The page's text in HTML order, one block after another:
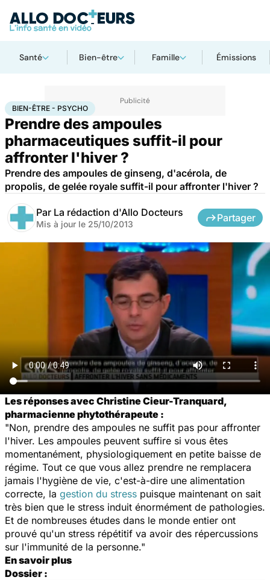
Santé Bien-être Famille Émissions
AccueilSanté Bien-être - Psycho
BIEN-ÊTRE - PSYCHO
Prendre des ampoules
pharmaceutiques suffit-il pour
affronter l'hiver ?
Prendre des ampoules de ginseng, d'acérola, de
propolis, de gelée royale suffit-il pour affronter l'hiver ?
Par La rédaction d'Allo Docteurs
Mis à jour le 25/10/2013
Partager
Les réponses avec Christine Cieur-Tranquard,
pharmacienne phytothérapeute :
"Non, prendre des ampoules ne suffit pas pour affronter
l'hiver. Les ampoules peuvent suffire si vous êtes
momentanément, physiologiquement en petite baisse de
régime. Tout ce que vous allez prendre ne remplacera
jamais l'hygiène de vie, c'est-à-dire une alimentation
correcte, la gestion du stress puisque maintenant on sait
très bien que le stress induit énormément de pathologies.
Et de nombreuses études dans le monde entier ont
prouvé qu'un stress répétitif va avoir des répercussions
sur l'immunité de la personne."
En savoir plus
Dossier :